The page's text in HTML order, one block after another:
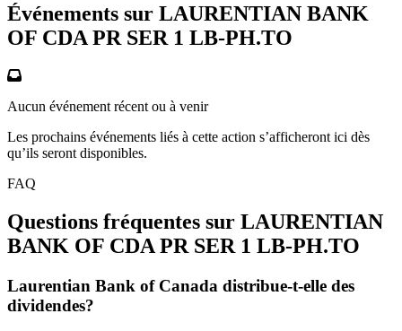
Événements sur LAURENTIAN BANK
OF CDA PR SER 1 LB-PH.TO
Aucun événement récent ou à venir
Les prochains événements liés à cette action s’afficheront ici dès
qu’ils seront disponibles.
FAQ
Questions fréquentes sur LAURENTIAN
BANK OF CDA PR SER 1 LB-PH.TO
Laurentian Bank of Canada distribue-t-elle des
dividendes?